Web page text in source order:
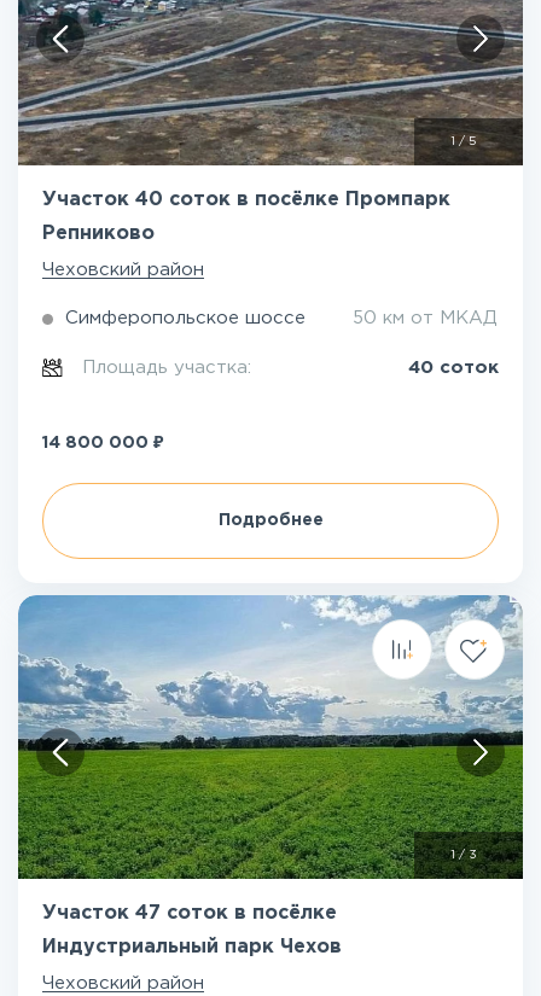
1 /5
Участок 40 соток в посёлке Промпарк
Репниково
Чеховский район
Симферопольское шоссе 50 км от МКАД
Площадь участка: 40 соток
14 800 000 ₽
Подробнее
1/3
Участок 47 соток в посёлке
Индустриальный парк Чехов
Чеховский район